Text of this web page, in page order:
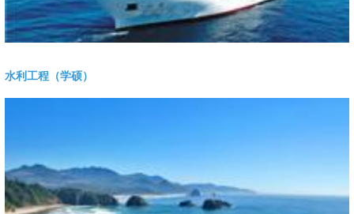
水利工程（学硕）